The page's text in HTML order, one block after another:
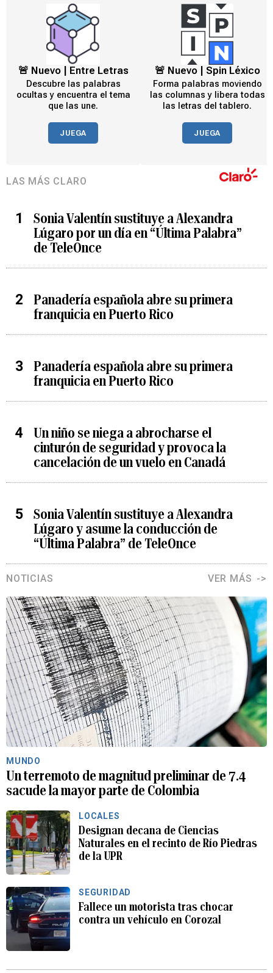
🚨 Nuevo | Entre Letras
Descubre las palabras
ocultas y encuentra el tema
que las une.
JUEGA
🚨 Nuevo | Spin Léxico
Forma palabras moviendo
las columnas y libera todas
las letras del tablero.
JUEGA
LAS MÁS CLARO
Sonia Valentín sustituye a Alexandra
Lúgaro por un día en “Última Palabra”
de TeleOnce
Panadería española abre su primera
franquicia en Puerto Rico
Panadería española abre su primera
franquicia en Puerto Rico
Un niño se niega a abrocharse el
cinturón de seguridad y provoca la
cancelación de un vuelo en Canadá
Sonia Valentín sustituye a Alexandra
Lúgaro y asume la conducción de
“Última Palabra” de TeleOnce
NOTICIAS VER MÁS
MUNDO
Un terremoto de magnitud preliminar de 7.4
sacude la mayor parte de Colombia
LOCALES
Designan decana de Ciencias
Naturales en el recinto de Río Piedras
de la UPR
SEGURIDAD
Fallece un motorista tras chocar
contra un vehículo en Corozal